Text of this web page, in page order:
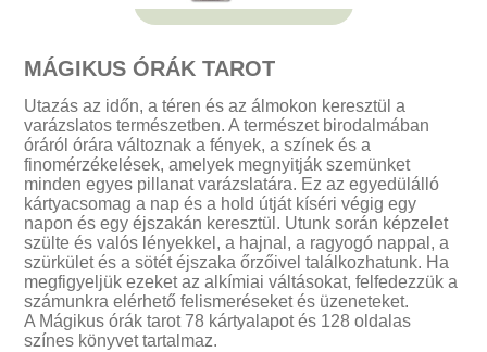
MÁGIKUS ÓRÁK TAROT
Utazás az időn, a téren és az álmokon keresztül a
varázslatos természetben. A természet birodalmában
óráról órára változnak a fények, a színek és a
finomérzékelések, amelyek megnyitják szemünket
minden egyes pillanat varázslatára. Ez az egyedülálló
kártyacsomag a nap és a hold útját kíséri végig egy
napon és egy éjszakán keresztül. Utunk során képzelet
szülte és valós lényekkel, a hajnal, a ragyogó nappal, a
szürkület és a sötét éjszaka őrzőivel találkozhatunk. Ha
megfigyeljük ezeket az alkímiai váltásokat, felfedezzük a
számunkra elérhető felismeréseket és üzeneteket.
A Mágikus órák tarot 78 kártyalapot és 128 oldalas
színes könyvet tartalmaz.